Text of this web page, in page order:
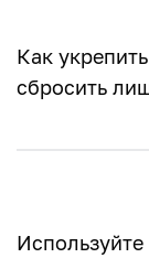
Как
сбросить